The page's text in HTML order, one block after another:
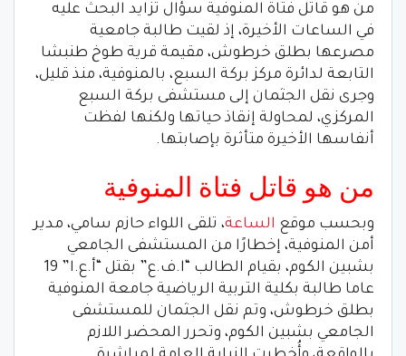
من هو قاتل فتاة المنوفية سؤال تزايد البحث عليه
في الساعات الأخيرة، إذ لقيت طالبة جامعية
مصرعها بطلق خرطوش، مقيمة قرية طوخ طنبشا
التابعة لدائرة مركز بركة السبع، بالمنوفية، منذ قليل،
وجرى نقل الجثمان إلى مستشفى بركة السبع
المركزي، لمحاولة إنقاذ حياتها ولكنها لفظت
أنفاسها الأخيرة متأثرة بإصابتها.
من هو قاتل فتاة المنوفية
وبحسب موقع الساعة، تلقى اللواء حازم سامي، مدير
أمن المنوفية، إخطارًا من المستشفى الجامعي
بشبين الكوم، بقيام الطالب “ا.ف.ع” بقتل “أ.ع.ا” 19
عاما طالبة بكلية التربية الرياضية جامعة المنوفية
بطلق خرطوش، وتم نقل الجثمان للمستشفى
الجامعي بشبين الكوم، وتحرر المحضر اللازم